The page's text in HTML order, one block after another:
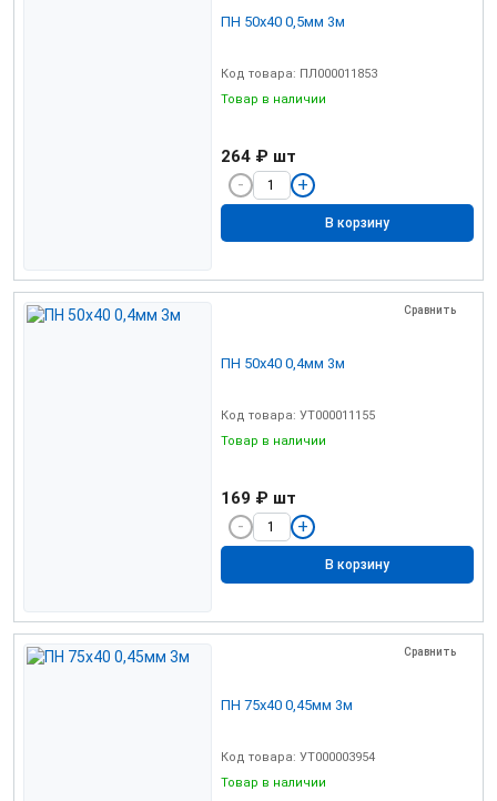
ПН 50х40 0,5мм 3м
Код товара: ПЛ000011853
Товар в наличии
264 ₽ шт
В корзину
Сравнить
ПН 50х40 0,4мм 3м
Код товара: УТ000011155
Товар в наличии
169 ₽ шт
В корзину
Сравнить
ПН 75х40 0,45мм 3м
Код товара: УТ000003954
Товар в наличии